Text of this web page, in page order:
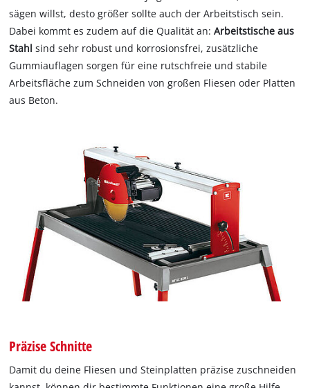
sägen willst, desto größer sollte auch der Arbeitstisch sein.
Dabei kommt es zudem auf die Qualität an:Arbeitstische aus
Stahl sind sehr robust und korrosionsfrei, zusätzliche
Gummiauflagen sorgen für eine rutschfreie und stabile
Arbeitsfläche zum Schneiden von großen Fliesen oder Platten
aus Beton.
Präzise Schnitte
Damit du deine Fliesen und Steinplatten präzise zuschneiden